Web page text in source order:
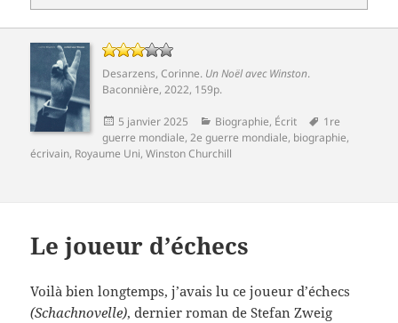
Desarzens, Corinne. Un Noël avec Winston.
Baconnière, 2022, 159p.
Publié
le
5 janvier 2025 Catégories
Biographie, Écrit
Mots-
clés
1re
guerre mondiale,2e guerre mondiale, biographie,
écrivain, Royaume Uni,Winston Churchill
Le joueur d’échecs
Voilà bien longtemps, j’avais lu ce joueur d’échecs
(Schachnovelle), dernier roman de Stefan Zweig